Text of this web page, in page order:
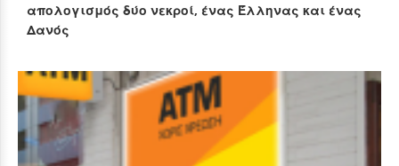
απολογισμός δύο νεκροί, ένας Έλληνας και ένας
Δανός